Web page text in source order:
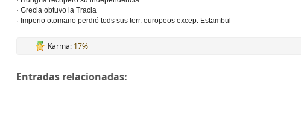
· Grecia obtuvo la Tracia
· Imperio otomano perdió tods sus terr. europeos excep. Estambul
Karma: 17%
Entradas relacionadas: